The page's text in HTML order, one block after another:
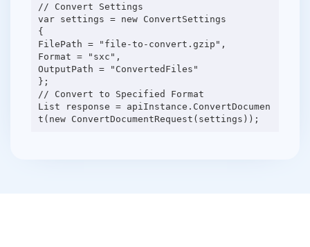
// Convert Settings
var settings = new ConvertSettings
{
FilePath = "file-to-convert.gzip",
Format = "sxc",
OutputPath = "ConvertedFiles"
};
// Convert to Specified Format
List response = apiInstance.ConvertDocumen